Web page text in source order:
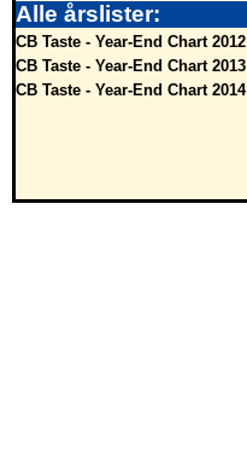
Alle årslister:
CB Taste - Year-End Chart 2012
CB Taste - Year-End Chart 2013
CB Taste - Year-End Chart 2014